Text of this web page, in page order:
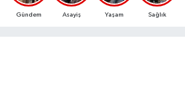
Gündem Asayiş Yaşam Sağlık
Ekonomi
Süper Lig Puan Durumu ve Fikstür